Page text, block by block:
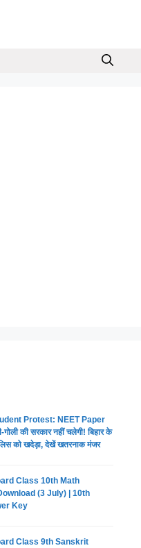
Protest: NEET Paper
गोली की सरकार नहीं चलेगी! बिहार के
को खदेड़ा, देखें खतरनाक मंजर
Class 10th Math
(3 July) | 10th
Key
Class 9th Sanskrit